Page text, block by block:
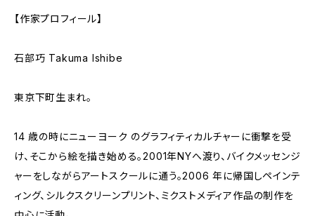
【作家プロフィール】
石部巧 Takuma Ishibe
東京下町生まれ。
14 歳の時にニューヨーク のグラフィティカルチャーに衝撃を受
け、そこから絵を描き始める。2001年NYへ渡り、バイクメッセンジ
ャーをしながらアートスクールに通う。2006 年に帰国しペインテ
ィング、シルクスクリーンプリント、ミクストメディア作品の制作を